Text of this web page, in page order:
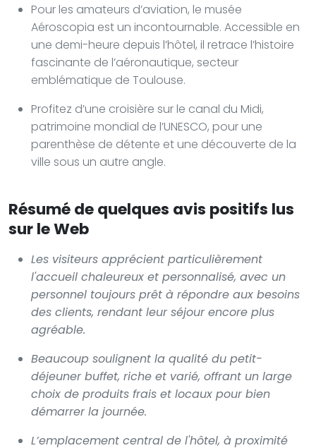
Pour les amateurs d’aviation, le musée
Aéroscopia est un incontournable. Accessible en
une demi-heure depuis l’hôtel, il retrace l’histoire
fascinante de l’aéronautique, secteur
emblématique de Toulouse.
Profitez d’une croisière sur le canal du Midi,
patrimoine mondial de l’UNESCO, pour une
parenthèse de détente et une découverte de la
ville sous un autre angle.
Résumé de quelques avis positifs lus
sur le Web
Les visiteurs apprécient particulièrement
l'accueil chaleureux et personnalisé, avec un
personnel toujours prêt à répondre aux besoins
des clients, rendant leur séjour encore plus
agréable.
Beaucoup soulignent la qualité du petit-
déjeuner buffet, riche et varié, offrant un large
choix de produits frais et locaux pour bien
démarrer la journée.
L’emplacement central de l'hôtel, à proximité